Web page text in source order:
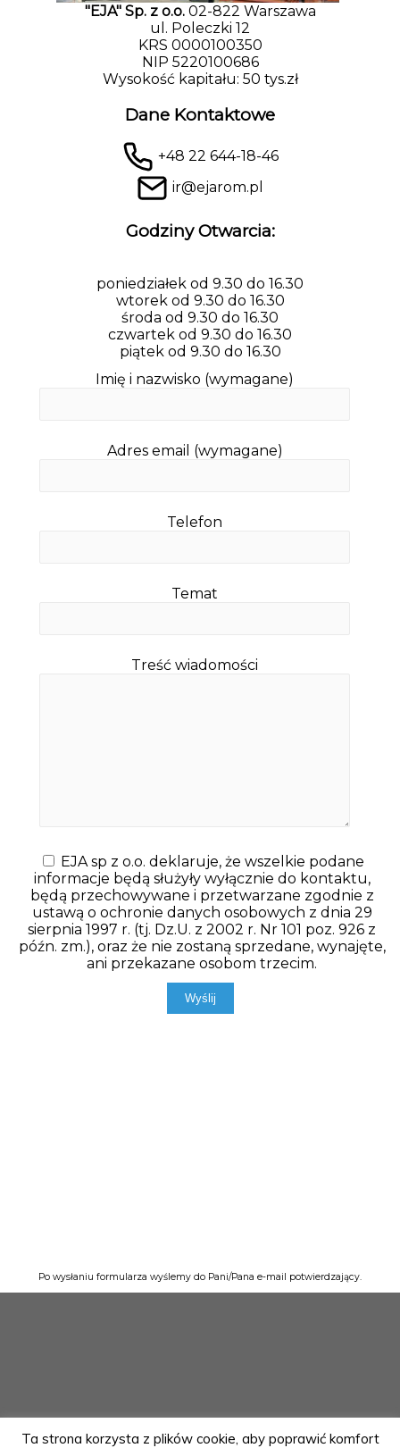
"EJA" Sp. z o.o.02-822 Warszawa
ul. Poleczki 12
KRS 0000100350
NIP 5220100686
Wysokość kapitału: 50 tys.zł
Dane Kontaktowe
+48 22 644-18-46
ir@ejarom.pl
Godziny Otwarcia:
poniedziałek od 9.30 do 16.30
wtorek od 9.30 do 16.30
środa od 9.30 do 16.30
czwartek od 9.30 do 16.30
piątek od 9.30 do 16.30
Imię i nazwisko (wymagane)
Adres email (wymagane)
Telefon
Temat
Treść wiadomości
EJA sp z o.o. deklaruje, że wszelkie podane
informacje będą służyły wyłącznie do kontaktu,
będą przechowywane i przetwarzane zgodnie z
ustawą o ochronie danych osobowych z dnia 29
sierpnia 1997 r. (tj. Dz.U. z 2002 r. Nr 101 poz. 926 z
późn. zm.), oraz że nie zostaną sprzedane, wynajęte,
ani przekazane osobom trzecim.
Po wysłaniu formularza wyślemy do Pani/Pana e-mail potwierdzający.
Ta strona korzysta z plików cookie, aby poprawić komfort